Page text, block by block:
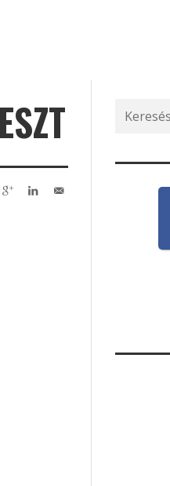
Search
for: